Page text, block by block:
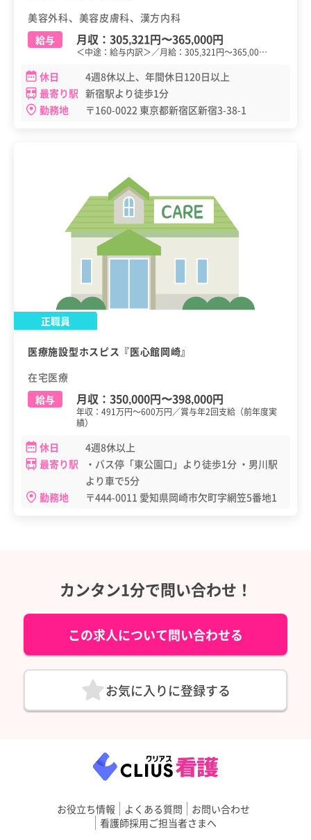
美容外科、美容皮膚科、漢方内科
給与
月収： 305,321円〜365,000円
＜中途：給与内訳＞／月給：305,321円～365,00…
休日
4週8休以上、年間休日120日以上
最寄り駅 新宿駅より徒歩1分
勤務地
〒160-0022 東京都新宿区新宿3-38-1
正職員
医療施設型ホスピス『医心館岡崎』
在宅医療
給与
月収： 350,000円〜398,000円
年収：491万円～600万円／賞与年2回支給（前年度実
績）
休日
4週8休以上
最寄り駅
・バス停「東公園口」より徒歩1分 ・男川駅
より車で5分
勤務地
〒444-0011 愛知県岡崎市欠町字網笠5番地1
カンタン1分で問い合わせ！
この求人について問い合わせる
お気に入りに登録する
お役立ち情報 よくある質問
お問い合わせ
看護師採用ご担当者さまへ